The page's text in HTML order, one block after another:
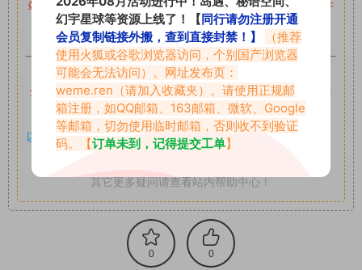
站内资源为网友个人学习或测试研究使用，未经原版权作者许
可,禁止用于任何商业途径！请在下载24小时内删除！
如果遇到付费才可获取的素材，建议升级
全站付费素材可提供补档服务“均有备份”，素材以主流网盘分
享。
以7z、7z分卷格式压缩，解压应下载对应的软件操作，
其它更多疑问请查看站内帮助中心！
0 0
幻宇星球等资源上线了！【同行请勿注册开通
会员复制链接外搬，查到直接封禁！】
（推荐
使用火狐或谷歌浏览器访问，个别国产浏览器
可能会无法访问）。网址发布页：
weme.ren （请加入收藏夹）。请使用正规邮
箱注册，如QQ邮箱、163邮箱、微软、Google
等邮箱，切勿使用临时邮箱，否则收不到验证
码。【订单未到，记得提交工单】